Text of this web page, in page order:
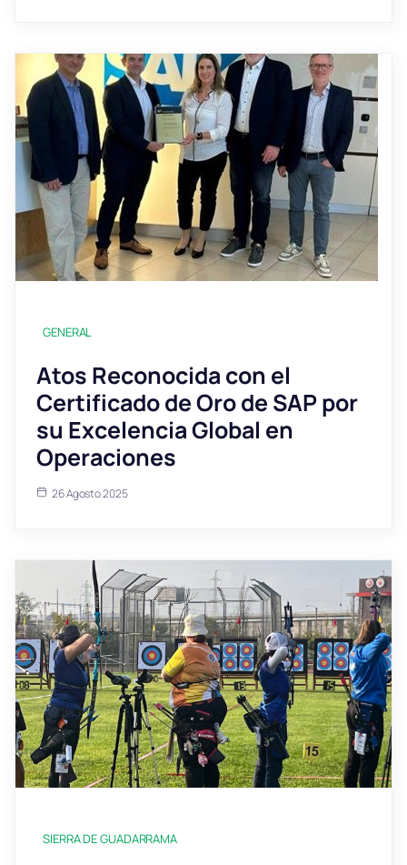
GENERAL
Atos Reconocida con el
Certificado de Oro de SAP por
su Excelencia Global en
Operaciones
26 Agosto 2025
SIERRA DE GUADARRAMA